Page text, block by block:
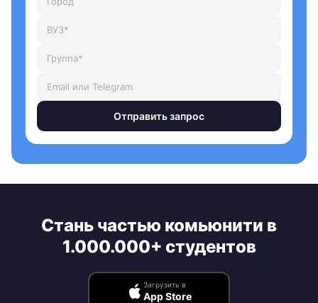
Отправить запрос
Стань частью комьюнити в
1.000.000+ студентов
Загрузить в
App Store